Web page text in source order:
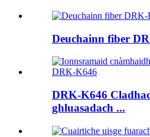
Deuchainn fiber
DRK-K646
ghluasadach ...